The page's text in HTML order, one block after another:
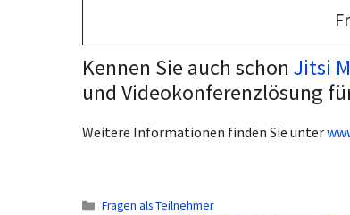
Kennen Sie auch schon Jitsi
und Videokonferenzlösung
Weitere Informationen finden Sie unter
Kategorien
Fragen als Teilnehmer